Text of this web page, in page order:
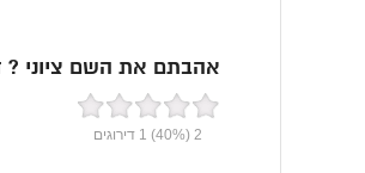
אהבתם את השם ציוני
2
(40%)
1 דירוגים